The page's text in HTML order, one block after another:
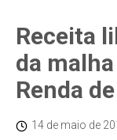
Receita
da
Renda
14 de maio de